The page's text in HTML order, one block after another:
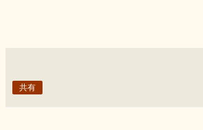
共有